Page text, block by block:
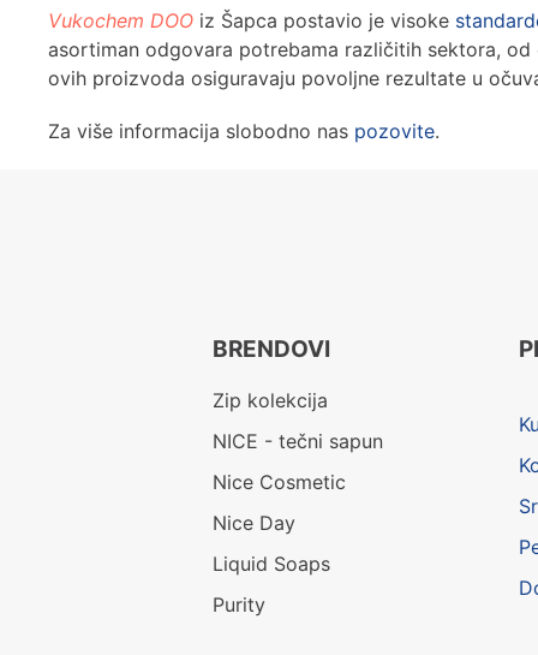
Vukochem DOO iz Šapca postavio je visoke
asortiman odgovara potrebama različitih sektora,
ovih proizvoda osiguravaju povoljne rezultate u
Za više informacija slobodno nas pozovite.
BRENDOVI
Zip kolekcija
NICE - tečni sapun
Nice Cosmetic
Nice Day
Liquid Soaps
Purity